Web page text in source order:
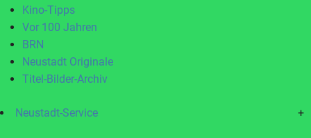
Kino-Tipps
Vor 100 Jahren
BRN
Neustadt Originale
Titel-Bilder-Archiv
Neustadt-Service +